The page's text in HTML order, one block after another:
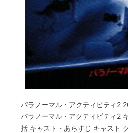
パラノーマル・アクティビティ2
パラノーマル・アクティビティ2
括 キャスト・あらすじ キャスト